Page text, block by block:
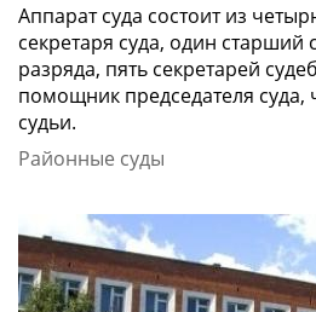
Аппарат суда состоит из
секретаря суда, один старший
разряда, пять секретарей
помощник председателя
судьи.
Районные суды